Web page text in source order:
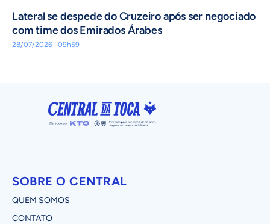
Lateral se despede do Cruzeiro após ser negociado
com time dos Emirados Árabes
28/07/2026 · 09h59
SOBRE O CENTRAL
QUEM SOMOS
CONTATO